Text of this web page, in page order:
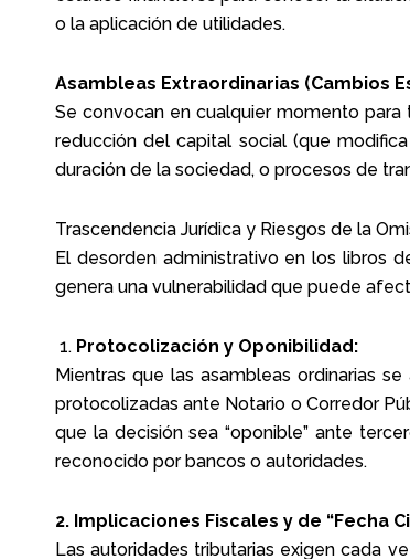
o la aplicación de utilidades.
Asambleas Extraordinarias (Cambios
Se convocan en cualquier momento
reducción del capital social (que
duración de la sociedad, o procesos de
Trascendencia Jurídica y Riesgos de la
El desorden administrativo en los libros
genera una vulnerabilidad que puede
1. Protocolización y Oponibilidad:
Mientras que las asambleas ordinarias
protocolizadas ante Notario o Corredor
que la decisión sea “oponible” ante
reconocido por bancos o autoridades.
2. Implicaciones Fiscales y de “Fecha
Las autoridades tributarias exigen cada